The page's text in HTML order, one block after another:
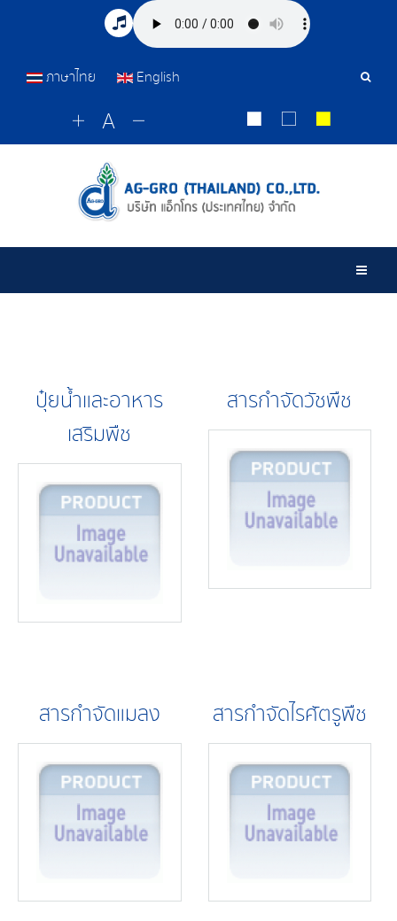
เครื่อ
ภาษาไทย English
ปุ๋ยน้ำและอาหาร
เสริมพืช
สารกำจัดวัชพืช
สารกำจัดแมลง สารกำจัดไรศัตรูพืช